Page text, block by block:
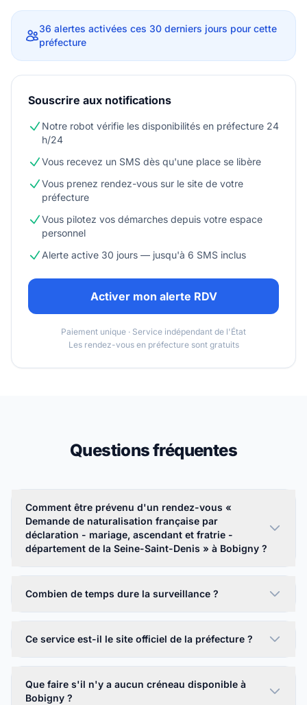
36 alertes activées ces 30 derniers jours pour cette
préfecture
Souscrire aux notifications
Notre robot vérifie les disponibilités en préfecture 24
h/24
Vous recevez un SMS dès qu'une place se libère
Vous prenez rendez-vous sur le site de votre
préfecture
Vous pilotez vos démarches depuis votre espace
personnel
Alerte active 30 jours — jusqu'à 6 SMS inclus
Activer mon alerte RDV
Paiement unique · Service indépendant de l'État
Les rendez-vous en préfecture sont gratuits
Questions fréquentes
Comment être prévenu d'un rendez-vous «
Demande de naturalisation française par
déclaration - mariage, ascendant et fratrie -
département de la Seine-Saint-Denis » à Bobigny ?
Combien de temps dure la surveillance ?
Ce service est-il le site officiel de la préfecture ?
Que faire s'il n'y a aucun créneau disponible à
Bobigny ?